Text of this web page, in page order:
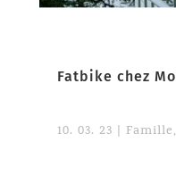
10. 03. 23 | Famille,